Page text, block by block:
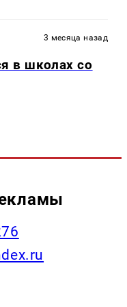
3 месяца назад
в школах со